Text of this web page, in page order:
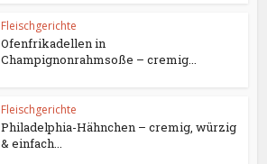
Fleischgerichte
Ofenfrikadellen in
Champignonrahmsoße – cremig...
Fleischgerichte
Philadelphia-Hähnchen – cremig, würzig
& einfach...